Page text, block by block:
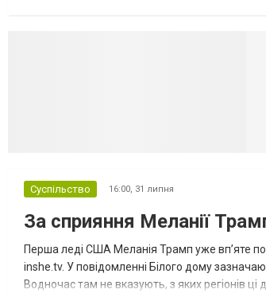
Суспільство 16:00, 31 липня
За сприяння Меланії
Перша леді США Меланія Трамп уже впʼяте
inshe.tv. У повідомленні Білого дому
Водночас там не вказують, з яких регіонів ці